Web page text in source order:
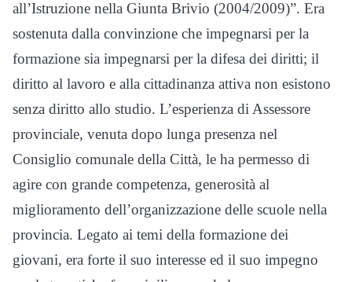
all’Istruzione nella Giunta Brivio (2004/2009)”. Era
sostenuta dalla convinzione che impegnarsi per la
formazione sia impegnarsi per la difesa dei diritti; il
diritto al lavoro e alla cittadinanza attiva non esistono
senza diritto allo studio. L’esperienza di Assessore
provinciale, venuta dopo lunga presenza nel
Consiglio comunale della Città, le ha permesso di
agire con grande competenza, generosità al
miglioramento dell’organizzazione delle scuole nella
provincia. Legato ai temi della formazione dei
giovani, era forte il suo interesse ed il suo impegno